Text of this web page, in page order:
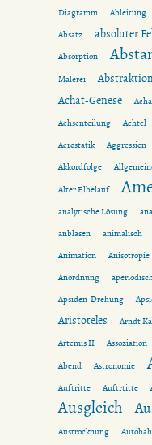
Diagramm
Ableitung
Absatz
absoluter
Absorption
Malerei
Achat-Genese
Achsenteilung
Achtel
Aerostatik
Aggression
Akkordfolge
Alter Elbelauf
analytische Lösung
anblasen
animalisch
Animation Anisotropie
Anordnung
Apsiden-Drehung
Aristoteles Arndt
Artemis II
Assoziation
Abend
Astronomie
Auftritte
Auftrtitte
Ausgleich
Austrocknung